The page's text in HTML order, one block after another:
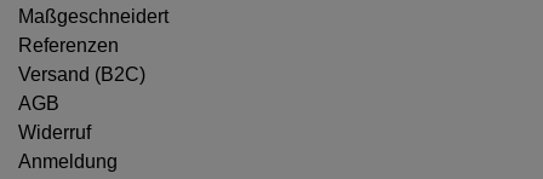
Maßgeschneidert
Referenzen
Versand (B2C)
AGB
Widerruf
Anmeldung